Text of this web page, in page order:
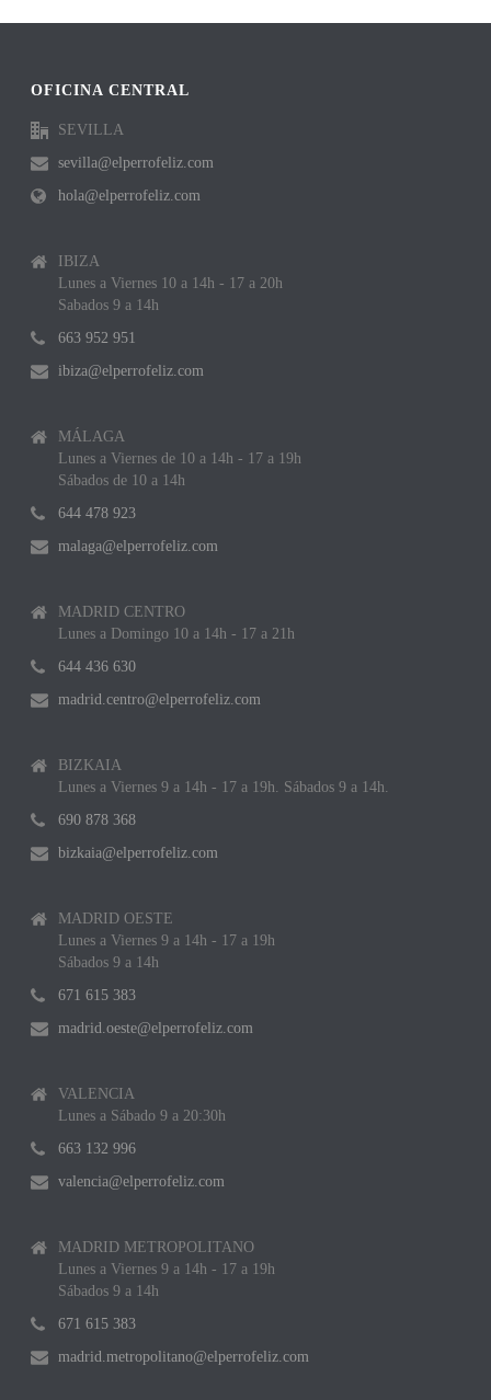
OFICINA CENTRAL
SEVILLA
sevilla@elperrofeliz.com
hola@elperrofeliz.com
IBIZA
Lunes a Viernes 10 a 14h - 17 a 20h
Sabados 9 a 14h
663 952 951
ibiza@elperrofeliz.com
MÁLAGA
Lunes a Viernes de 10 a 14h - 17 a 19h
Sábados de 10 a 14h
644 478 923
malaga@elperrofeliz.com
MADRID CENTRO
Lunes a Domingo 10 a 14h - 17 a 21h
644 436 630
madrid.centro@elperrofeliz.com
BIZKAIA
Lunes a Viernes 9 a 14h - 17 a 19h. Sábados 9 a 14h.
690 878 368
bizkaia@elperrofeliz.com
MADRID OESTE
Lunes a Viernes 9 a 14h - 17 a 19h
Sábados 9 a 14h
671 615 383
madrid.oeste@elperrofeliz.com
VALENCIA
Lunes a Sábado 9 a 20:30h
663 132 996
valencia@elperrofeliz.com
MADRID METROPOLITANO
Lunes a Viernes 9 a 14h - 17 a 19h
Sábados 9 a 14h
671 615 383
madrid.metropolitano@elperrofeliz.com